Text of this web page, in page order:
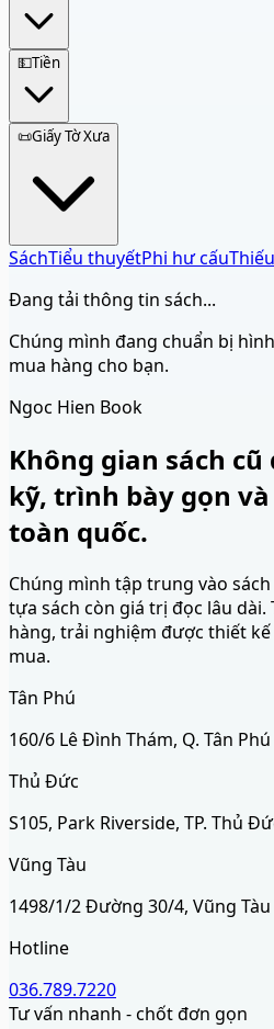
💵Tiền
📜Giấy Tờ Xưa
SáchTiểu thuyếtPhi hư cấu
Đang tải thông tin sách...
Chúng mình đang chuẩn bị
mua hàng cho bạn.
Ngoc Hien Book
Không gian sách
kỹ, trình bày gọn
toàn quốc.
Chúng mình tập trung vào
tựa sách còn giá trị đọc lâu dài.
hàng, trải nghiệm được thiết
mua.
Tân Phú
160/6 Lê Đình Thám, Q. Tân Phú
Thủ Đức
S105, Park Riverside, TP. Thủ
Vũng Tàu
1498/1/2 Đường 30/4, Vũng Tàu
Hotline
036.789.7220
Tư vấn nhanh - chốt đơn gọn